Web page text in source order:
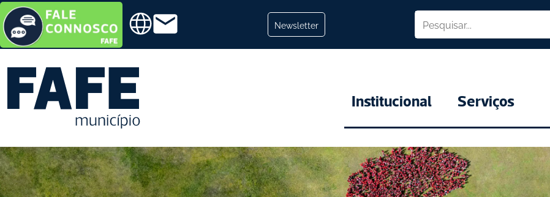
Newsletter
Institucional Serviços